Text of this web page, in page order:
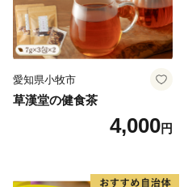
愛知県小牧市
草漢堂の健食茶
4,000円